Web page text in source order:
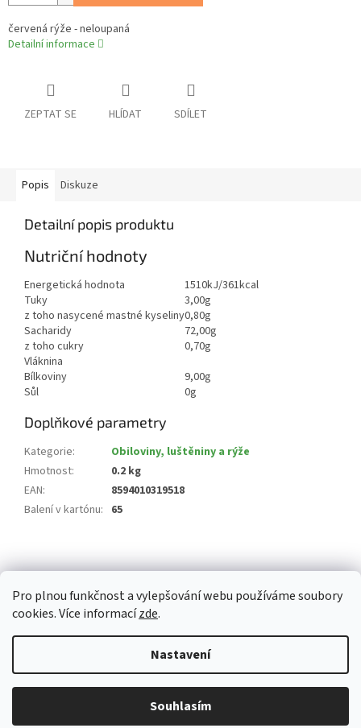
Pro plnou funkčnost a vylepšování webu používáme soubory
cookies. Více informacízde.
Nastavení
Souhlasím
Z důvodu zvýšeného množství objednávek může být dodací doba 3-5
červená rýže - neloupaná
Detailní informace
ZEPTAT SE HLÍDAT SDÍLET
Popis Diskuze
Detailní popis produktu
Nutriční hodnoty
Energetická hodnota
1510kJ/361kcal
Tuky
3,00g
z toho nasycené mastné kyseliny0,80g
Sacharidy
72,00g
z toho cukry
0,70g
Vláknina
Bílkoviny
9,00g
Sůl
0g
Doplňkové parametry
Kategorie:
Obiloviny, luštěniny a rýže
Hmotnost:
0.2 kg
EAN:
8594010319518
Balení v kartónu: 65
á
Copyright 2026Whitemarket.cz. Všechna práva vyhrazena.Upravit
nastavení cookies